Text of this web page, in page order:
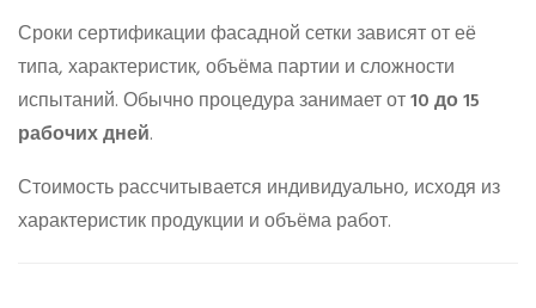
Сроки сертификации фасадной сетки зависят от её
типа, характеристик, объёма партии и сложности
испытаний. Обычно процедура занимает от10 до 15
рабочих дней.
Стоимость рассчитывается индивидуально, исходя из
характеристик продукции и объёма работ.